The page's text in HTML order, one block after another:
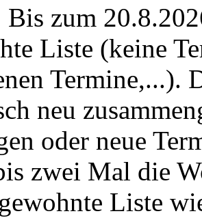
Bis zum
Liste (keine
neu
oder neue
zwei Mal die
Liste